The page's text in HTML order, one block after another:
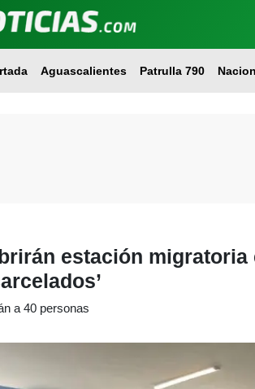
Aguascalientes Patrulla 790
estación
a 40 personas